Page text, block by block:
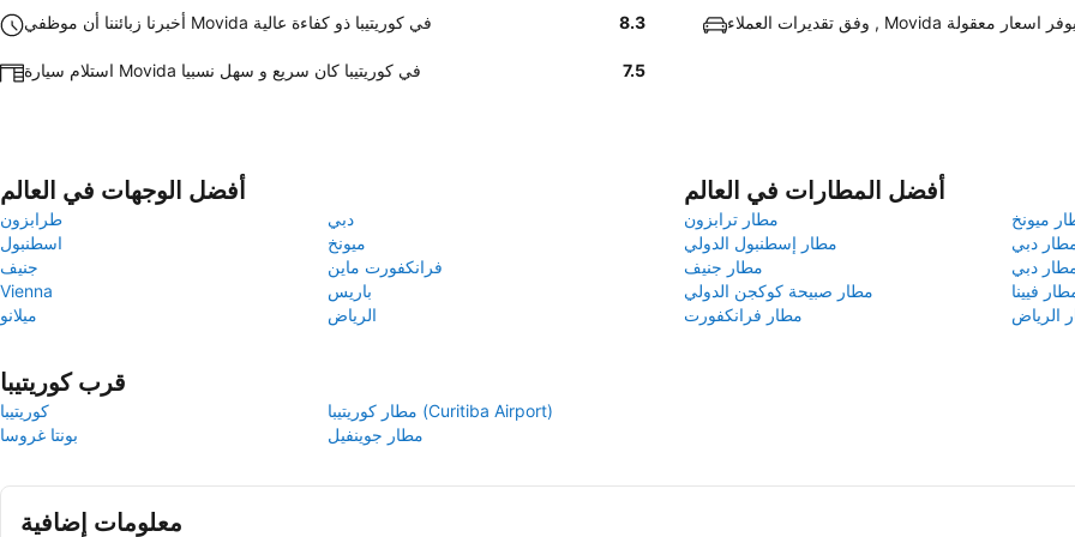
أخبرنا زبائننا أن موظفي Movida في كوريتيبا ذو كفاءة عالية 8.3 وفق تقديرات العملاء , Movida يوفر اسعار معقولة
استلام سيارة Movida في كوريتيبا كان سريع و سهل نسبيا 7.5
أفضل الوجهات في العالم
طرابزون
دبي
اسطنبول
ميونخ
جنيف
فرانكفورت ماين
Vienna
باريس
ميلانو
الرياض
أفضل المطارات في العالم
مطار ترابزون
ميونخ
مطار إسطنبول الدولي
دبي
مطار جنيف
دبي
مطار صبيحة كوكجن الدولي
فيينا
مطار فرانكفورت
الرياض
قرب كوريتيبا
كوريتيبا
مطار كوريتيبا (Curitiba Airport)
بونتا غروسا
مطار جوينفيل
معلومات إضافية